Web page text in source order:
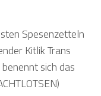
Spesenzetteln
Kitlik Trans
sich das